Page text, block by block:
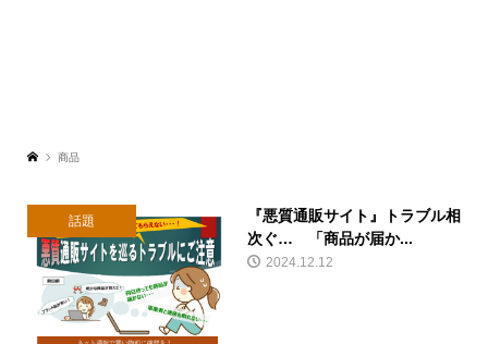
商品
話題
『悪質通販サイト』トラブル相
次ぐ… 「商品が届か...
2024.12.12